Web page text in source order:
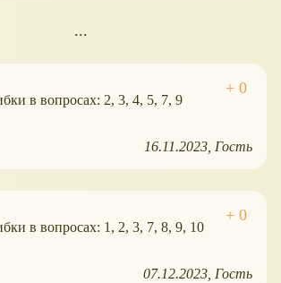
...
в вопросах: 2, 3, 4, 5, 7, 9
16.11.2023 Гость
в вопросах: 1, 2, 3, 7, 8, 9, 10
07.12.2023 Гость